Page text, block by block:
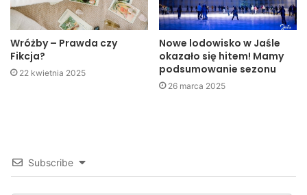
Wróżby – Prawda czy
Fikcja?
22 kwietnia 2025
Nowe lodowisko w Jaśle
okazało się hitem! Mamy
podsumowanie sezonu
26 marca 2025
Subscribe